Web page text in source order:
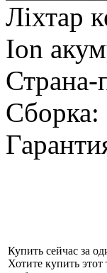
Ліхтар
Ion
Страна-
Сборка:
Купить сейчас за
Хотите купить этот